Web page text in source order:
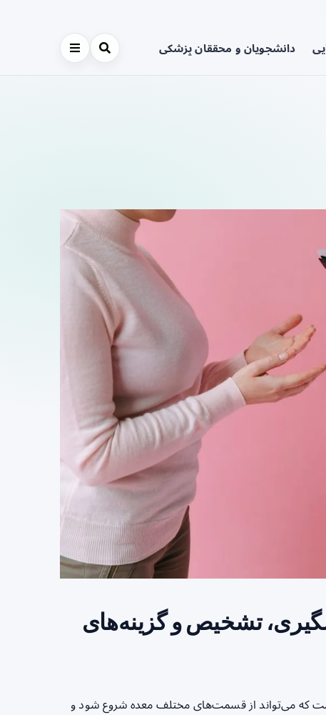
دانشجویان و محققان پزشکی
تشخیص و گزینه‌های
که می‌تواند از قسمت‌های مختلف معده شروع شود و